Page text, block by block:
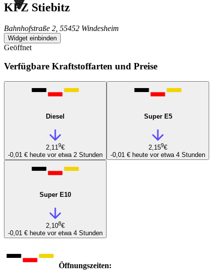
KFZ Stiebitz
Bahnhofstraße 2, 55452 Windesheim
Widget einbinden
Geöffnet
Verfügbare Kraftstoffarten und Preise
Diesel
2,119€
-0,01 € heute vor etwa 2 Stunden
Super E5
2,159€
-0,01 € heute vor etwa 4 Stunden
Super E10
2,108€
-0,01 € heute vor etwa 4 Stunden
Öffnungszeiten: